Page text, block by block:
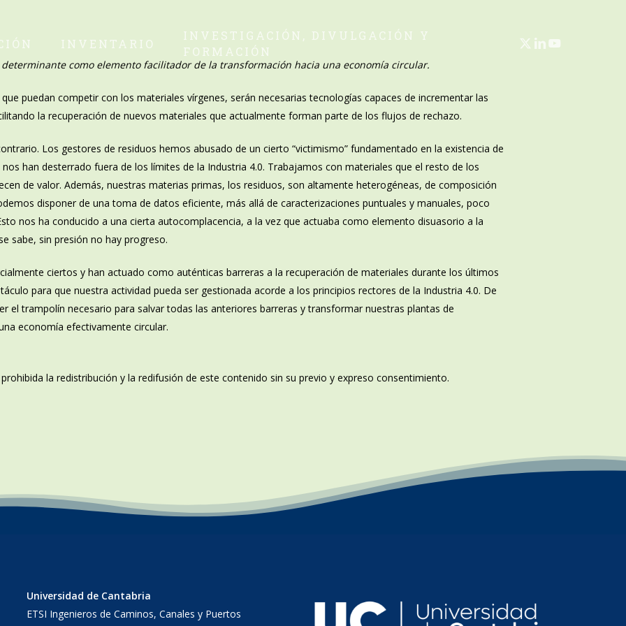
INVENTARIO
INVESTIGACIÓN, DIVULGACIÓN Y
FORMACIÓN
X-
TWITTER
LINKEDIN
YOUTUBE
como elemento facilitador de la transformación hacia una economía circular.
puedan competir con los materiales vírgenes, serán necesarias tecnologías capaces de incrementar las
la recuperación de nuevos materiales que actualmente forman parte de los flujos de rechazo.
Los gestores de residuos hemos abusado de un cierto “victimismo” fundamentado en la existencia de
han desterrado fuera de los límites de la Industria 4.0. Trabajamos con materiales que el resto de los
de valor. Además, nuestras materias primas, los residuos, son altamente heterogéneas, de composición
disponer de una toma de datos eficiente, más allá de caracterizaciones puntuales y manuales, poco
nos ha conducido a una cierta autocomplacencia, a la vez que actuaba como elemento disuasorio a la
sabe, sin presión no hay progreso.
ciertos y han actuado como auténticas barreras a la recuperación de materiales durante los últimos
para que nuestra actividad pueda ser gestionada acorde a los principios rectores de la Industria 4.0. De
el trampolín necesario para salvar todas las anteriores barreras y transformar nuestras plantas de
economía efectivamente circular.
la redistribución y la redifusión de este contenido sin su previo y expreso consentimiento.
Universidad de Cantabria
ETSI Ingenieros de Caminos, Canales y Puertos